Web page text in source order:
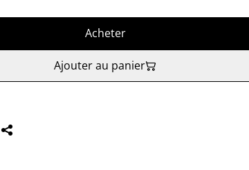
Acheter
Ajouter au panier